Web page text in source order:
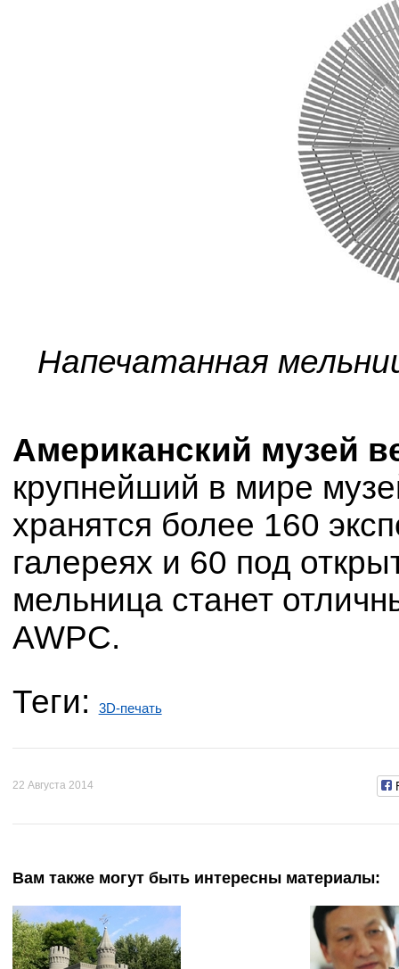
Напечатанная
Американский музей
крупнейший в мире
хранятся более 160
галереях и 60 под
мельница станет
AWPC.
Теги:
3D-печать
22 Августа 2014
Вам также могут быть интересны материалы: